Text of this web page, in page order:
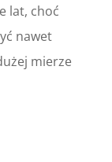
lat, choć
nawet
mierze